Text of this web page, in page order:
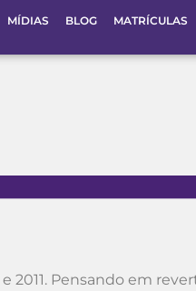
MÍDIAS BLOG MATRÍCULAS
Pensando em